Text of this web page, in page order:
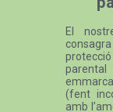
El
protecció
(fent
amb